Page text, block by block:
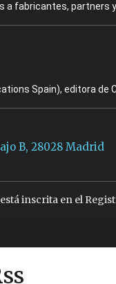
a fabricantes, partners
Spain), editora de
B, 28028 Madrid
inscrita en el